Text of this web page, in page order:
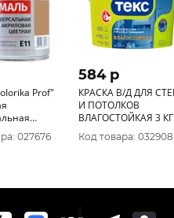
Prof"
9л Е-11
027676
584 p
КРАСКА В/Д ДЛЯ
И ПОТОЛКОВ
ВЛАГОСТОЙКАЯ 3 КГ
(1) ТЕКС
Код товара: 032908